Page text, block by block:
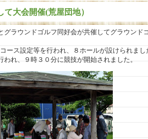
大会開催(荒屋団地）
グラウンドゴルフ同好会が共催してグラウンド
ース設定等を行われ、８ホールが設けられまし
れ、９時３０分に競技が開始されました。